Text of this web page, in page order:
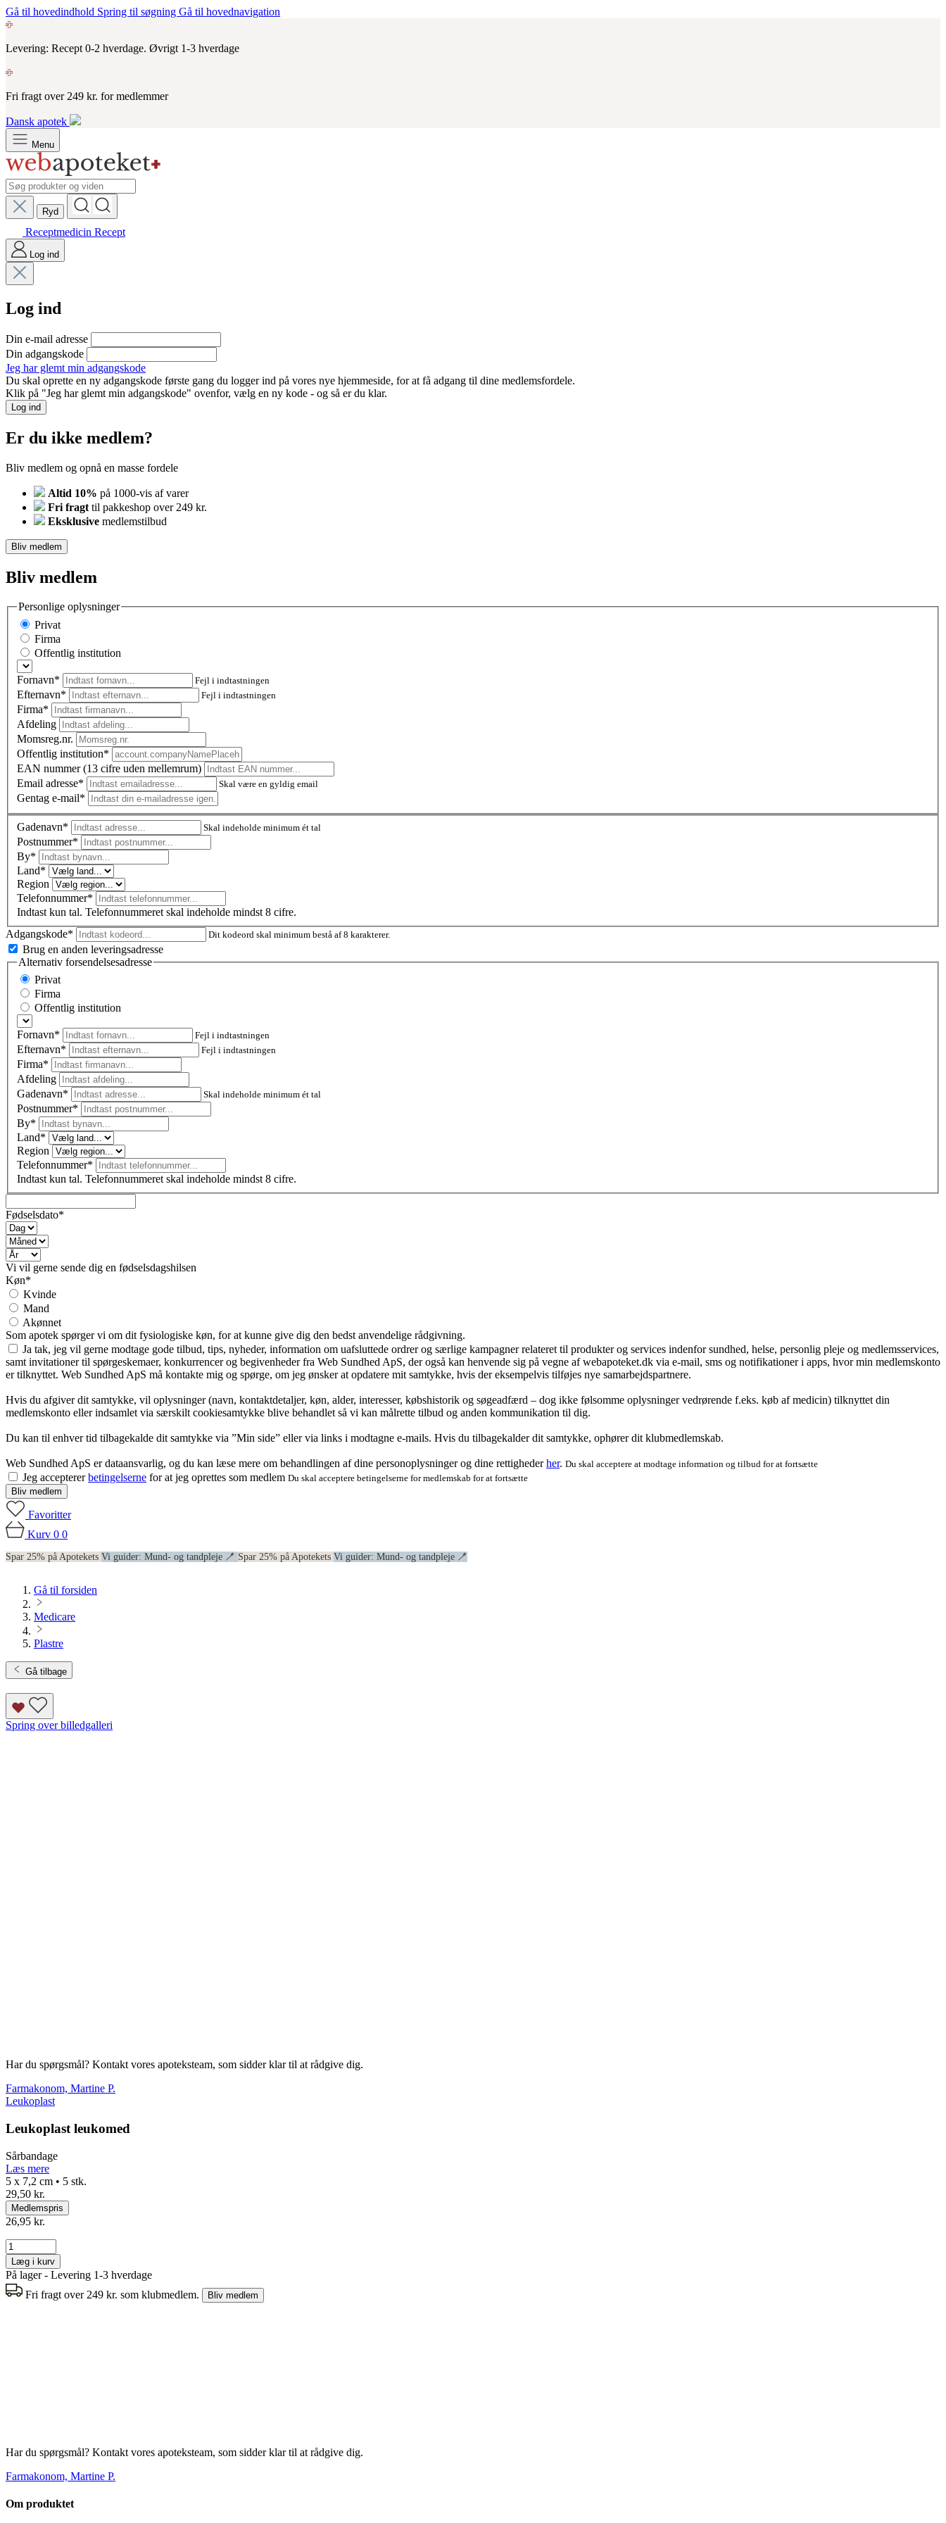
Gå til hovedindhold Spring til søgning Gå til hovednavigation
Levering: Recept 0-2 hverdage. Øvrigt 1-3 hverdage
Fri fragt over 249 kr. for medlemmer
Dansk apotek
Menu
Ryd
Receptmedicin Recept
Log ind
Log ind
Din e-mail adresse
Din adgangskode
Jeg har glemt min adgangskode
Du skal oprette en ny adgangskode første gang du logger ind på vores nye hjemmeside, for at få adgang til dine medlemsfordele.
Klik på "Jeg har glemt min adgangskode" ovenfor, vælg en ny kode - og så er du klar.
Log ind
Er du ikke medlem?
Bliv medlem og opnå en masse fordele
Altid 10% på 1000-vis af varer
Fri fragt til pakkeshop over 249 kr.
Eksklusive medlemstilbud
Bliv medlem
Bliv medlem
Personlige oplysninger
Privat
Firma
Offentlig institution
Fornavn* Fejl i indtastningen
Efternavn* Fejl i indtastningen
Firma*
Afdeling
Momsreg.nr.
Offentlig institution*
EAN nummer (13 cifre uden mellemrum)
Email adresse*
Skal være en gyldig email
Gentag e-mail*
Gadenavn* Skal indeholde minimum ét tal
Postnummer*
By*
Land*
Region
Telefonnummer*
Indtast kun tal. Telefonnummeret skal indeholde mindst 8 cifre.
Adgangskode*
Dit kodeord skal minimum bestå af 8 karakterer.
Brug en anden leveringsadresse
Alternativ forsendelsesadresse
Privat
Firma
Offentlig institution
Fornavn* Fejl i indtastningen
Efternavn* Fejl i indtastningen
Firma*
Afdeling
Gadenavn*
Skal indeholde minimum ét tal
Postnummer*
By*
Land*
Region
Telefonnummer*
Indtast kun tal. Telefonnummeret skal indeholde mindst 8 cifre.
Fødselsdato*
Vi vil gerne sende dig en fødselsdagshilsen
Køn*
Kvinde
Mand
Akønnet
Som apotek spørger vi om dit fysiologiske køn, for at kunne give dig den bedst anvendelige rådgivning.
Ja tak, jeg vil gerne modtage gode tilbud, tips, nyheder, information om uafsluttede ordrer og særlige kampagner relateret til produkter og services indenfor sundhed, helse, personlig pleje og medlemsservices,
samt invitationer til spørgeskemaer, konkurrencer og begivenheder fra Web Sundhed ApS, der også kan henvende sig på vegne af webapoteket.dk via e-mail, sms og notifikationer i apps, hvor min medlemskonto
er tilknyttet. Web Sundhed ApS må kontakte mig og spørge, om jeg ønsker at opdatere mit samtykke, hvis der eksempelvis tilføjes nye samarbejdspartnere.
Hvis du afgiver dit samtykke, vil oplysninger (navn, kontaktdetaljer, køn, alder, interesser, købshistorik og søgeadfærd – dog ikke følsomme oplysninger vedrørende f.eks. køb af medicin) tilknyttet din
medlemskonto eller indsamlet via særskilt cookiesamtykke blive behandlet så vi kan målrette tilbud og anden kommunikation til dig.
Du kan til enhver tid tilbagekalde dit samtykke via ”Min side” eller via links i modtagne e-mails. Hvis du tilbagekalder dit samtykke, ophører dit klubmedlemskab.
Web Sundhed ApS er dataansvarlig, og du kan læse mere om behandlingen af dine personoplysninger og dine rettighederher. Du skal acceptere at modtage information og tilbud for at fortsætte
Jeg acceptererbetingelserne for at jeg oprettes som medlem Du skal acceptere betingelserne for medlemskab for at fortsætte
Bliv medlem
Favoritter
Kurv 0 0
Spar 25% på Apotekets Vi guider: Mund- og tandpleje 🪥 Spar 25% på Apotekets Vi guider: Mund- og tandpleje 🪥
Gå til forsiden
Medicare
Plastre
Gå tilbage
Spring over billedgalleri
Har du spørgsmål? Kontakt vores apoteksteam, som sidder klar til at rådgive dig.
Farmakonom, Martine P.
Leukoplast
Leukoplast leukomed
Sårbandage
Læs mere
5 x 7,2 cm • 5 stk.
29,50 kr.
Medlemspris
26,95 kr.
Læg i kurv
På lager - Levering 1-3 hverdage
Fri fragt over 249 kr. som klubmedlem.
Bliv medlem
Har du spørgsmål? Kontakt vores apoteksteam, som sidder klar til at rådgive dig.
Farmakonom, Martine P.
Om produktet